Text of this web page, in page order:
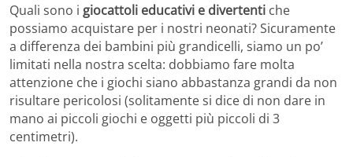
Quali sono i giocattoli educativi e divertenti che
possiamo acquistare per i nostri neonati? Sicuramente
a differenza dei bambini più grandicelli, siamo un po’
limitati nella nostra scelta: dobbiamo fare molta
attenzione che i giochi siano abbastanza grandi da non
risultare pericolosi (solitamente si dice di non dare in
mano ai piccoli giochi e oggetti più piccoli di 3
centimetri).